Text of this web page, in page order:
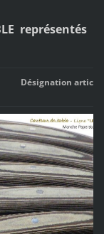
représentés
Désignation article